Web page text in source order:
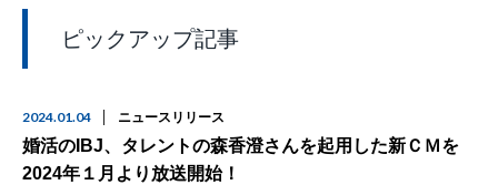
ピックアップ記事
2024.01.04 ニュースリリース
婚活のIBJ、タレントの森香澄さんを起用した新ＣＭを
2024年１月より放送開始！